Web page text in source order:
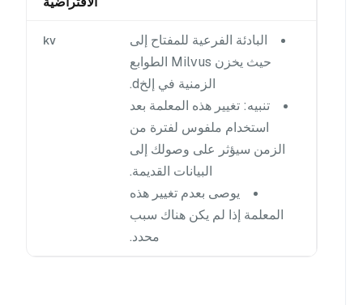
البادئة الفرعية للمفتاح إلى
حيث يخزن Milvus الطوابع
الزمنية في إلخd.
تنبيه: تغيير هذه المعلمة بعد
استخدام ملفوس لفترة من
الزمن سيؤثر على وصولك إلى
البيانات القديمة.
يوصى بعدم تغيير هذه
المعلمة إذا لم يكن هناك سبب
محدد.
kv